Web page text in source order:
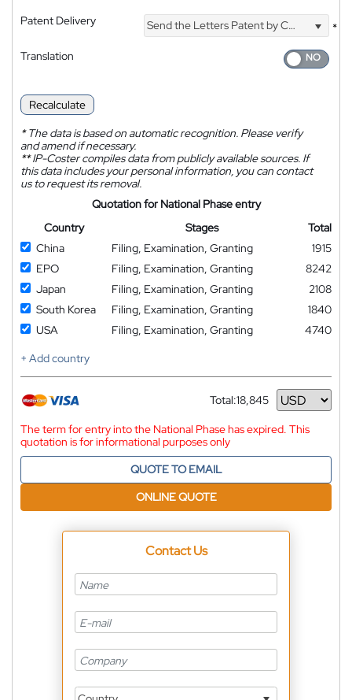
Patent Delivery
Send the Letters Patent by Courier
*
Translation
Recalculate
*The data is based on automatic recognition. Please verify
and amend if necessary.
**IP-Coster compiles data from publicly available sources. If
this data includes your personal information, you can contact
us to request its removal.
Quotation for National Phase entry
Country
Stages
Total
China
Filing, Examination, Granting
1915
EPO
Filing, Examination, Granting
8242
Japan
Filing, Examination, Granting
2108
South Korea
Filing, Examination, Granting
1840
USA
Filing, Examination, Granting
4740
+ Add country
Total:18,845
Currency
The term for entry into the National Phase has expired. This
quotation is for informational purposes only
QUOTE TO EMAIL
ONLINE QUOTE
Contact Us